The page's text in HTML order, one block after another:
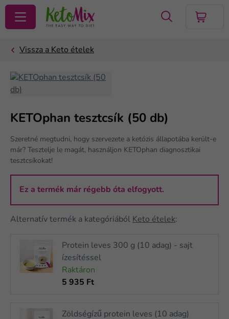
KERESÉS
KETOphan tesztcsík (50 db)
Szeretné megtudni, hogy szervezete a ketózis állapotába került-e
már? Tesztelje le magát, használjon KETOphan diagnosztikai
tesztcsíkokat!
Ez a termék már régebb óta elfogyott.
Alternatív termék a kategóriából Keto ételek:
Protein leves 300 g (10 adag) - sajt
ízesítéssel
Raktáron
5 935 Ft
Zöldségízű protein leves (10 adag)